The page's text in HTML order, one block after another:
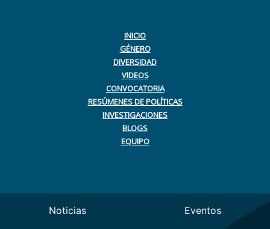
INICIO
GÉNERO
DIVERSIDAD
VIDEOS
CONVOCATORIA
RESÚMENES DE POLÍTICAS
INVESTIGACIONES
BLOGS
EQUIPO